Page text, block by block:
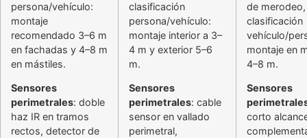
persona/vehículo:
montaje
recomendado 3–6 m
en fachadas y 4–8 m
en mástiles.
Sensores
perimetrales: doble
haz IR en tramos
rectos, detector de
clasificación
persona/vehículo:
montaje interior a 3–
4 m y exterior 5–6
m.
Sensores
perimetrales: cable
sensor en vallado
perimetral,
de merodeo,
clasificación
vehículo/
montaje en
4–8 m.
Sensores
corto